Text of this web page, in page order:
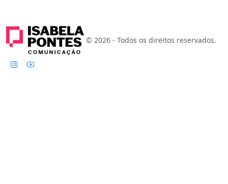
© 2026 - Todos os direitos reservados.